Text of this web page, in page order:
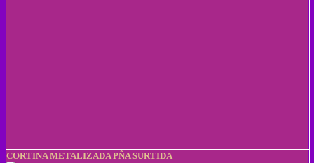
CORTINA METALIZADA PÑA SURTIDA